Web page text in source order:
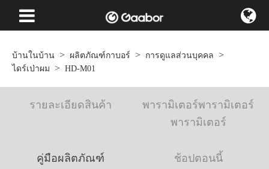
บ้านในบ้าน ผลิตภัณฑ์กาบอร์
การดูแลส่วนบุคคล
ไดร์เป่าผม
HD-M01
รายละเอียดสินค้า
พารามิเตอร์พารามิเตอร์
พารามิเตอร์
คู่มือผลิตภัณฑ์ ช้อปตอนนี้